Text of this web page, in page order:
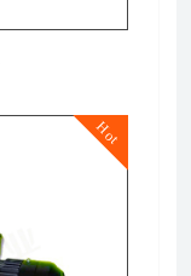
Hot